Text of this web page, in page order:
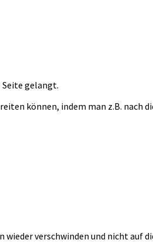
Seite gelangt.
können, indem man z.B. nach
wieder verschwinden und nicht auf